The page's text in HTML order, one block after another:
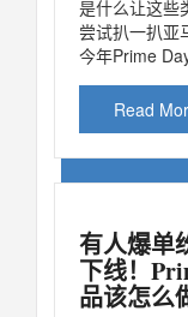
是什么让这些
尝试扒一扒亚
今年Prime
Read
有人爆单
下线！
品该怎么